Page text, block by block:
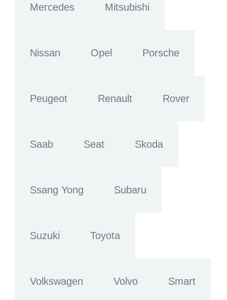
Mercedes Mitsubishi
Nissan Opel Porsche
Peugeot Renault Rover
Saab Seat Skoda
Ssang Yong Subaru
Suzuki Toyota
Volkswagen Volvo Smart